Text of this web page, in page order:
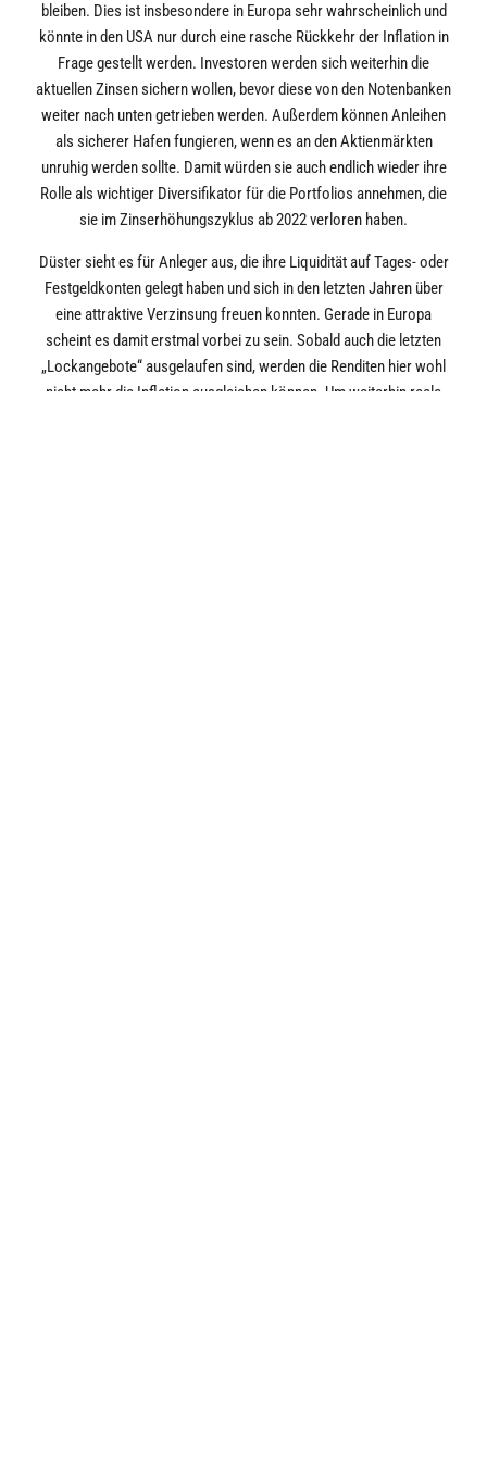
bleiben. Dies ist insbesondere in Europa sehr wahrscheinlich und
könnte in den USA nur durch eine rasche Rückkehr der Inflation in
Frage gestellt werden. Investoren werden sich weiterhin die
aktuellen Zinsen sichern wollen, bevor diese von den Notenbanken
weiter nach unten getrieben werden. Außerdem können Anleihen
als sicherer Hafen fungieren, wenn es an den Aktienmärkten
unruhig werden sollte. Damit würden sie auch endlich wieder ihre
Rolle als wichtiger Diversifikator für die Portfolios annehmen, die
sie im Zinserhöhungszyklus ab 2022 verloren haben.
Düster sieht es für Anleger aus, die ihre Liquidität auf Tages- oder
Festgeldkonten gelegt haben und sich in den letzten Jahren über
eine attraktive Verzinsung freuen konnten. Gerade in Europa
scheint es damit erstmal vorbei zu sein. Sobald auch die letzten
„Lockangebote“ ausgelaufen sind, werden die Renditen hier wohl
nicht mehr die Inflation ausgleichen können. Um weiterhin reale